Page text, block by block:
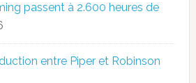
passent à 2.600 heures de
entre Piper et Robinson